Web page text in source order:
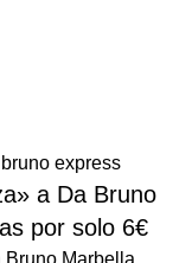
express
a Da Bruno
por solo 6€
Bruno Marbella